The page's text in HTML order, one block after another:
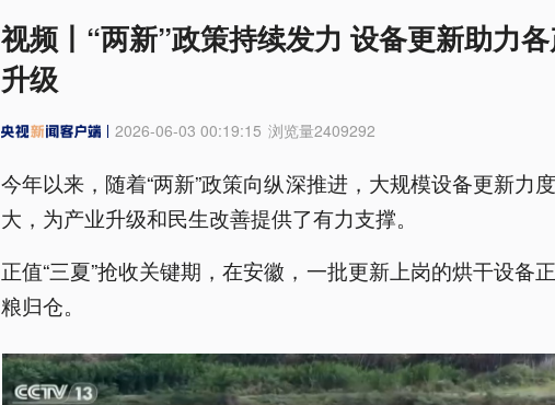
视频丨“两新”政策持续发力 设备更新助力
升级
2026-06-03 00:19:15 浏览量2409292
今年以来，随着“两新”政策向纵深推进，大规模设备更新力
大，为产业升级和民生改善提供了有力支撑。
正值“三夏”抢收关键期，在安徽，一批更新上岗的烘干设备
粮归仓。